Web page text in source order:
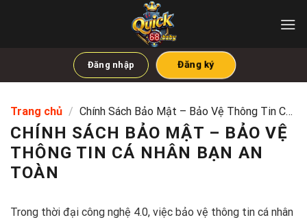
Đăng nhập Đăng ký
Trang chủ / Chính Sách Bảo Mật – Bảo Vệ Thông Tin Cá
Nhân Bạn An Toàn
CHÍNH SÁCH BẢO MẬT – BẢO VỆ
THÔNG TIN CÁ NHÂN BẠN AN
TOÀN
Trong thời đại công nghệ 4.0, việc bảo vệ thông tin cá nhân